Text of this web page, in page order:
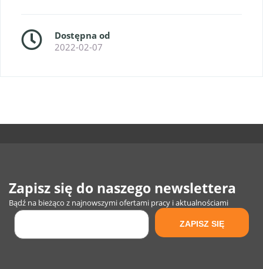
Dostępna od
2022-02-07
Zapisz się do naszego newslettera
Bądź na bieżąco z najnowszymi ofertami pracy i aktualnościami